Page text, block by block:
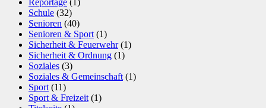
Reportage (1)
Schule (32)
Senioren (40)
Senioren & Sport (1)
Sicherheit & Feuerwehr(1)
Sicherheit & Ordnung (1)
Soziales (3)
Soziales & Gemeinschaft (1)
Sport (11)
Sport & Freizeit (1)